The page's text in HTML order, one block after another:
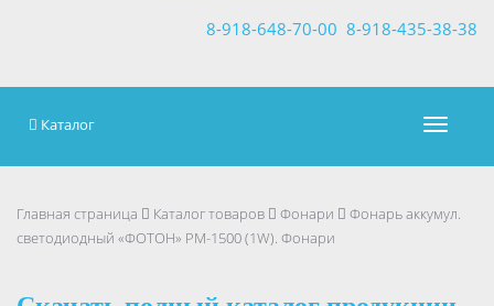
8-918-435-38-38
8-918-648-70-00
Каталог
Главная страница Каталог товаров Фонари
Фонарь аккумул.
светодиодный «ФОТОН» РМ-1500 (1W). Фонари